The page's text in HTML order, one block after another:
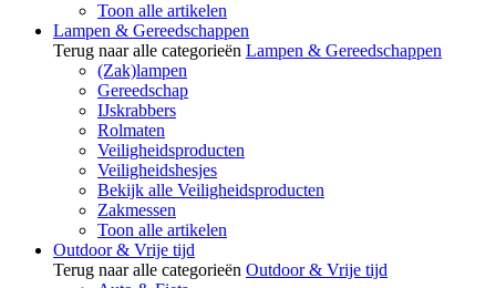
Toon alle artikelen
Lampen & Gereedschappen
Terug naar alle categorieën Lampen & Gereedschappen
(Zak)lampen
Gereedschap
IJskrabbers
Rolmaten
Veiligheidsproducten
Veiligheidshesjes
Bekijk alle Veiligheidsproducten
Zakmessen
Toon alle artikelen
Outdoor & Vrije tijd
Terug naar alle categorieën Outdoor & Vrije tijd